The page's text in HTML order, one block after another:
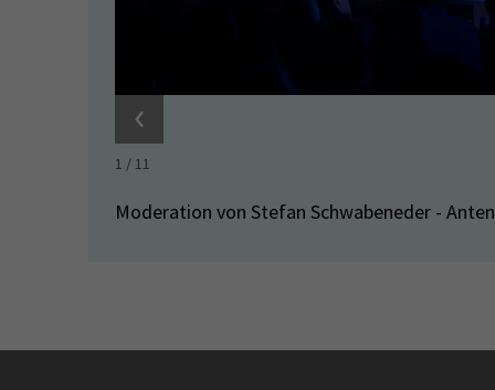
1 / 11
Moderation von Stefan Schwabeneder -